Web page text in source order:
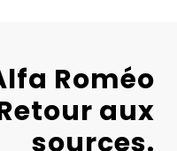
Roméo
aux
sources.